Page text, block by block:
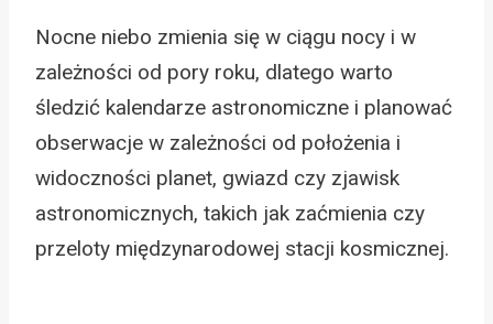
Nocne niebo zmienia się w ciągu nocy i w
zależności od pory roku, dlatego warto
śledzić kalendarze astronomiczne i planować
obserwacje w zależności od położenia i
widoczności planet, gwiazd czy zjawisk
astronomicznych, takich jak zaćmienia czy
przeloty międzynarodowej stacji kosmicznej.